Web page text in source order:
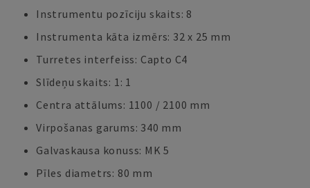
Instrumentu pozīciju skaits: 8
Instrumenta kāta izmērs: 32 x 25 mm
Turretes interfeiss: Capto C4
Slīdeņu skaits: 1: 1
Centra attālums: 1100 / 2100 mm
Virpošanas garums: 340 mm
Galvaskausa konuss: MK 5
Pīles diametrs: 80 mm